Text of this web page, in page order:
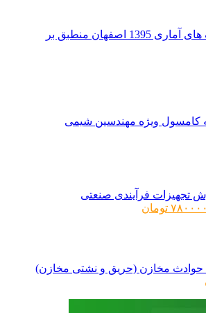
ژئودیتابیس بلوک های آماری 1395 اصفهان منطبق بر
ویژه مهندسین شیمی
فرآیندی صنعتی
تومانقیمت
مخازن (حریق و نشتی مخازن)